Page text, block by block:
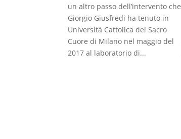
un altro passo dell’intervento che
Giorgio Giusfredi ha tenuto in
Università Cattolica del Sacro
Cuore di Milano nel maggio del
2017 al laboratorio di...